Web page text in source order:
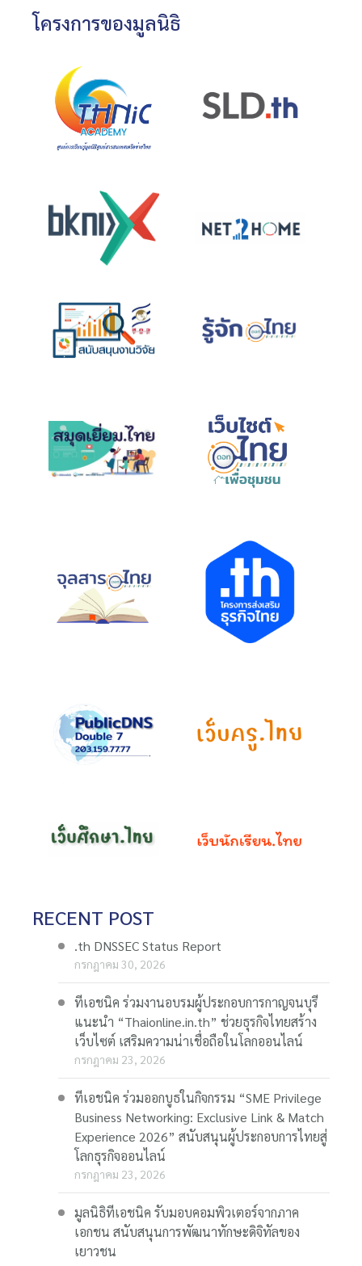
โครงการของมูลนิธิ
RECENT POST
.th DNSSEC Status Report
กรกฎาคม 30, 2026
ทีเอชนิค ร่วมงานอบรมผู้ประกอบการกาญจนบุรี
แนะนำ “Thaionline.in.th” ช่วยธุรกิจไทยสร้าง
เว็บไซต์ เสริมความน่าเชื่อถือในโลกออนไลน์
กรกฎาคม 23, 2026
ทีเอชนิค ร่วมออกบูธในกิจกรรม “SME Privilege
Business Networking: Exclusive Link & Match
Experience 2026” สนับสนุนผู้ประกอบการไทยสู่
โลกธุรกิจออนไลน์
กรกฎาคม 23, 2026
มูลนิธิทีเอชนิค รับมอบคอมพิวเตอร์จากภาค
เอกชน สนับสนุนการพัฒนาทักษะดิจิทัลของ
เยาวชน